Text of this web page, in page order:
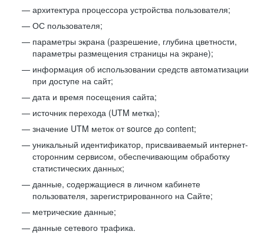
архитектура процессора устройства пользователя;
ОС пользователя;
параметры экрана (разрешение, глубина цветности,
параметры размещения страницы на экране);
информация об использовании средств автоматизации
при доступе на сайт;
дата и время посещения сайта;
источник перехода (UTM метка);
значение UTM меток от source до content;
уникальный идентификатор, присваиваемый интернет-
сторонним сервисом, обеспечивающим обработку
статистических данных;
данные, содержащиеся в личном кабинете
пользователя, зарегистрированного на Сайте;
метрические данные;
данные сетевого трафика.